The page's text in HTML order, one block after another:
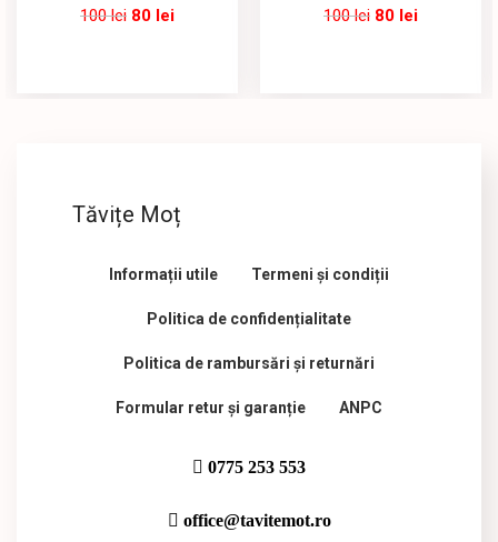
100lei 80 lei 100lei 80 lei
Tăvițe Moț
Informații utile Termeni și condiții
Politica de confidențialitate
Politica de rambursări și returnări
Formular retur și garanție ANPC
0775 253 553
office@tavitemot.ro